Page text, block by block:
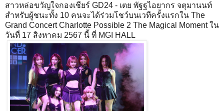
สาวหล่อขวัญใจกองเชียร์ GD24 - เตย พัฐฐไอยากร จตุมานนท์
สำหรับผู้ชนะทั้ง 10 คนจะได้ร่วมโชว์บนเวทีครั้งแรกใน The
Grand Concert Charlotte Possible 2 The Magical Moment ใน
วันที่ 17 สิงหาคม 2567 นี้ ที่ MGI HALL